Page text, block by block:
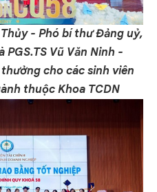
- Phó bí thư Đảng uỷ,
PGS.TS Vũ Văn Ninh -
cho các sinh viên
thuộc Khoa TCDN